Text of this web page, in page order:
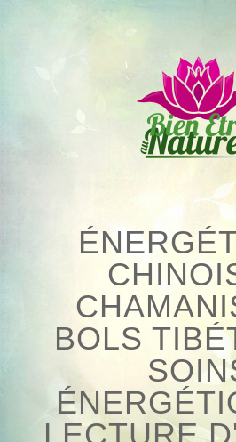
BOLS
LECTURE